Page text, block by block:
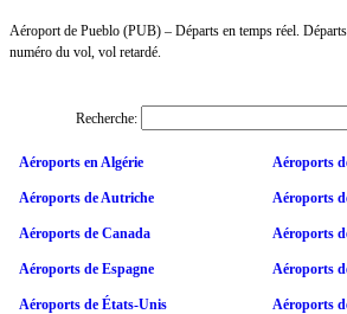
Aéroport de Pueblo (PUB) – Départs en temps réel.
numéro du vol, vol retardé.
Recherche:
Aéroports en Algérie Aéroports
Aéroports de Autriche Aéroports
Aéroports de Canada Aéroports
Aéroports de Espagne Aéroports
Aéroports de États-Unis Aéroports